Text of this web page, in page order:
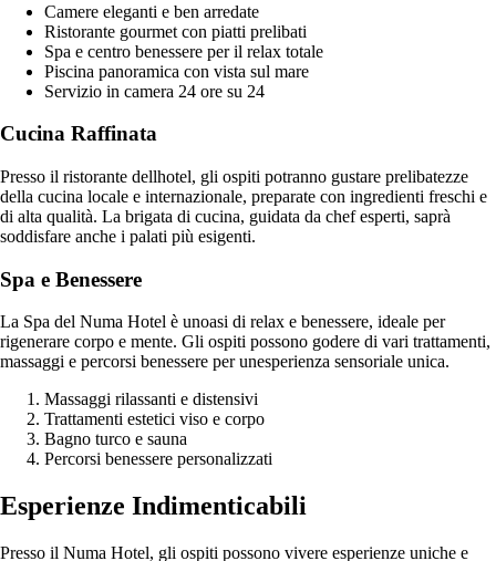
Camere eleganti e ben arredate
Ristorante gourmet con piatti prelibati
Spa e centro benessere per il relax totale
Piscina panoramica con vista sul mare
Servizio in camera 24 ore su 24
Cucina Raffinata
Presso il ristorante dellhotel, gli ospiti potranno gustare prelibatezze
della cucina locale e internazionale, preparate con ingredienti freschi e
di alta qualità. La brigata di cucina, guidata da chef esperti, saprà
soddisfare anche i palati più esigenti.
Spa e Benessere
La Spa del Numa Hotel è unoasi di relax e benessere, ideale per
rigenerare corpo e mente. Gli ospiti possono godere di vari trattamenti,
massaggi e percorsi benessere per unesperienza sensoriale unica.
Massaggi rilassanti e distensivi
Trattamenti estetici viso e corpo
Bagno turco e sauna
Percorsi benessere personalizzati
Esperienze Indimenticabili
Presso il Numa Hotel, gli ospiti possono vivere esperienze uniche e